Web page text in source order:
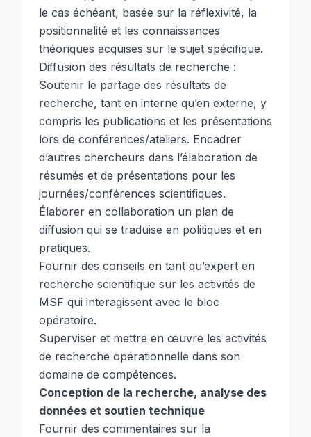
le cas échéant, basée sur la réflexivité, la
positionnalité et les connaissances
théoriques acquises sur le sujet spécifique.
Diffusion des résultats de recherche :
Soutenir le partage des résultats de
recherche, tant en interne qu’en externe, y
compris les publications et les présentations
lors de conférences/ateliers. Encadrer
d’autres chercheurs dans l’élaboration de
résumés et de présentations pour les
journées/conférences scientifiques.
Élaborer en collaboration un plan de
diffusion qui se traduise en politiques et en
pratiques.
Fournir des conseils en tant qu’expert en
recherche scientifique sur les activités de
MSF qui interagissent avec le bloc
opératoire.
Superviser et mettre en œuvre les activités
de recherche opérationnelle dans son
domaine de compétences.
Conception de la recherche, analyse des
données et soutien technique
Fournir des commentaires sur la